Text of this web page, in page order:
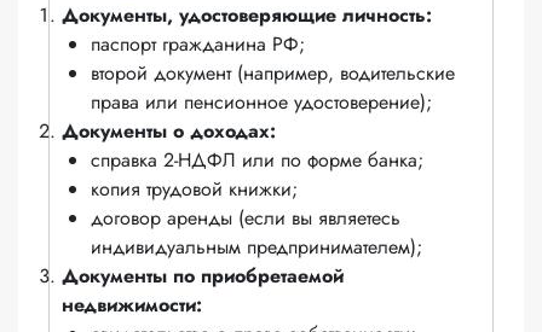
Документы, удостоверяющие личность:
паспорт гражданина РФ;
второй документ (например, водительские
права или пенсионное удостоверение);
Документы о доходах:
справка 2-НДФЛ или по форме банка;
копия трудовой книжки;
договор аренды (если вы являетесь
индивидуальным предпринимателем);
Документы по приобретаемой
недвижимости: